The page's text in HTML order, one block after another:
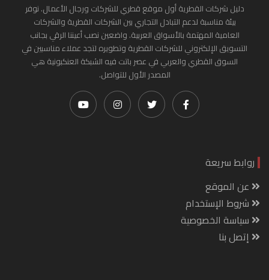
دليل شركات القطرية أول موقع قطري للشركات ورجال الأعمال. نوفر
بيئة مناسبة لدعم التبادل التجاري بين الشركات القطرية والشركات
العامية المهتمة بالأسواق العربية. واضعين نصب أعيننا الرقي بجانب
التسويق الإلكتروني للشركات القطرية وتطويره لتجد عملاء مناسبين في
السوق القطري والعربي في عصر باتت فيه الشبكة العنكبونية هي
المصدر الأول للتواصل.
روابط سريعة
عن الموقع
شروط الإستخدام
سياسة الخصوصية
إتصل بنا